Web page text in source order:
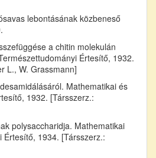
lebontásának közbeneső
a chitin molekulán
Értesítő, 1932.
L., W. Grassmann]
Mathematikai és
1932. [Társszerz.:
polysaccharidja. Mathematikai
1934. [Társszerz.: